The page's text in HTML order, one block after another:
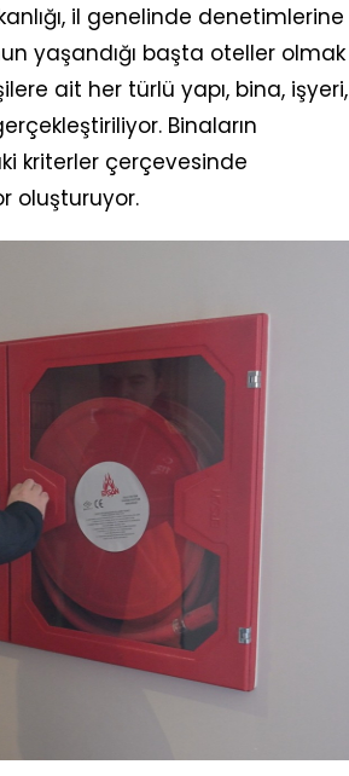
il genelinde denetimlerine
yaşandığı başta oteller olmak
ait her türlü yapı, bina, işyeri,
Binaların
kriterler çerçevesinde
oluşturuyor.